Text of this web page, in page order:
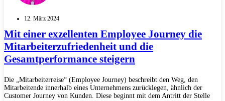
12. März 2024
Mit einer exzellenten Employee Journey die
Mitarbeiterzufriedenheit und die
Gesamtperformance steigern
Die „Mitarbeiterreise“ (Employee Journey) beschreibt den Weg, den
Mitarbeitende innerhalb eines Unternehmens zurücklegen, ähnlich der
Customer Journey von Kunden. Diese beginnt mit dem Antritt der Stelle